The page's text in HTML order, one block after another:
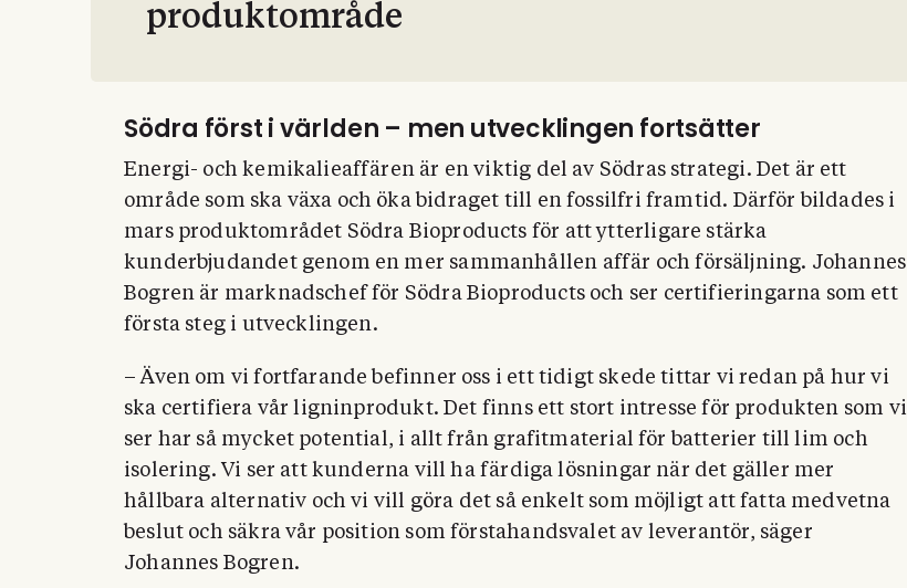
produktområde
Södra först i världen – men utvecklingen fortsätter
Energi- och kemikalieaffären är en viktig del av Södras strategi. Det är ett
område som ska växa och öka bidraget till en fossilfri framtid. Därför bildades i
mars produktområdet Södra Bioproducts för att ytterligare stärka
kunderbjudandet genom en mer sammanhållen affär och försäljning. Johannes
Bogren är marknadschef för Södra Bioproducts och ser certifieringarna som ett
första steg i utvecklingen.
– Även om vi fortfarande befinner oss i ett tidigt skede tittar vi redan på hur vi
ska certifiera vår ligninprodukt. Det finns ett stort intresse för produkten som vi
ser har så mycket potential, i allt från grafitmaterial för batterier till lim och
isolering. Vi ser att kunderna vill ha färdiga lösningar när det gäller mer
hållbara alternativ och vi vill göra det så enkelt som möjligt att fatta medvetna
beslut och säkra vår position som förstahandsvalet av leverantör, säger
Johannes Bogren.